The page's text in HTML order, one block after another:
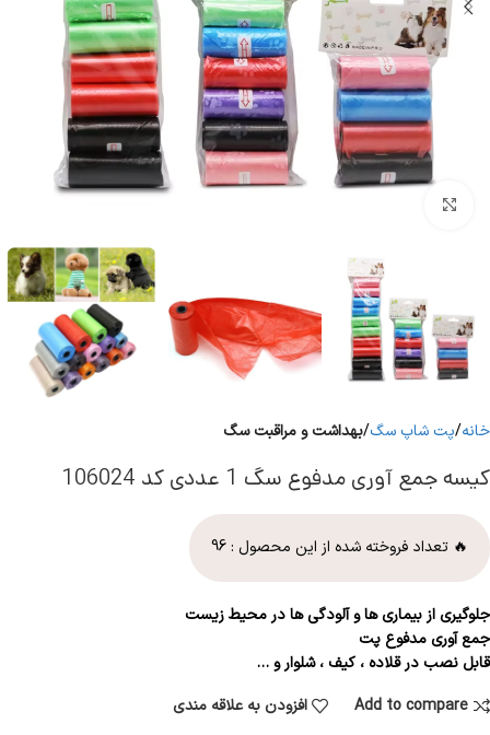
خانه پت شاپ سگ بهداشت و مراقبت سگ
کیسه جمع آوری مدفوع سگ 1 عددی کد 106024
🔥 تعداد فروخته شده از این محصول :96
جلوگیری از بیماری ها و آلودگی ها در محیط زیست
جمع آوری مدفوع پت
قابل نصب در قلاده ، کیف ، شلوار و …
Add to compare
افزودن به علاقه مندی